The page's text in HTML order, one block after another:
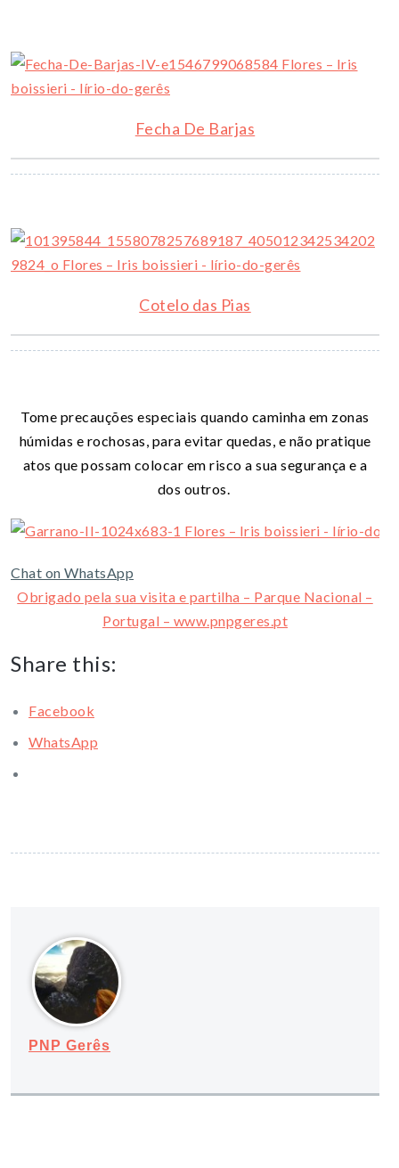
Fecha De Barjas
Cotelo das Pias
Tome precauções especiais quando caminha em zonas
húmidas e rochosas, para evitar quedas, e não pratique
atos que possam colocar em risco a sua segurança e a
dos outros.
Chat on WhatsApp
Obrigado pela sua visita e partilha – Parque Nacional –
Portugal – www.pnpgeres.pt
Share this:
Facebook
WhatsApp
PNP Gerês